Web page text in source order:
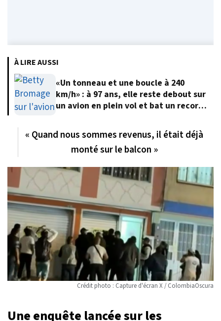
À LIRE AUSSI
«Un tonneau et une boucle à 240
km/h» : à 97 ans, elle reste debout sur
un avion en plein vol et bat un record
« Quand nous sommes revenus, il était déjà
monté sur le balcon »
Crédit photo : Capture d'écran X / ColombiaOscura
Une enquête lancée sur les